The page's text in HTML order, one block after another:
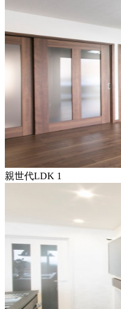
親世代LDK 1